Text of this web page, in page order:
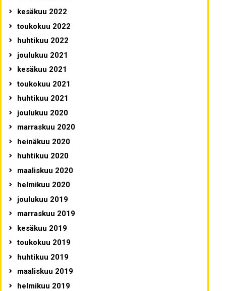
kesäkuu 2022
toukokuu 2022
huhtikuu 2022
joulukuu 2021
kesäkuu 2021
toukokuu 2021
huhtikuu 2021
joulukuu 2020
marraskuu 2020
heinäkuu 2020
huhtikuu 2020
maaliskuu 2020
helmikuu 2020
joulukuu 2019
marraskuu 2019
kesäkuu 2019
toukokuu 2019
huhtikuu 2019
maaliskuu 2019
helmikuu 2019